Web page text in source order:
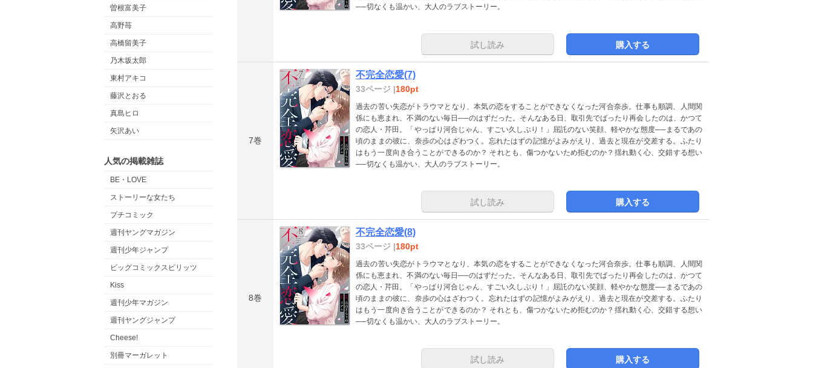
曽根富美子
高野苺
高橋留美子
乃木坂太郎
東村アキコ
藤沢とおる
真島ヒロ
矢沢あい
人気の掲載雑誌
BE・LOVE
ストーリーな女たち
プチコミック
週刊ヤングマガジン
週刊少年ジャンプ
ビッグコミックスピリッツ
Kiss
週刊少年マガジン
週刊ヤングジャンプ
Cheese!
別冊マーガレット
──切なくも温かい、大人のラブストーリー。
試し読み 購入する
7巻
不完全恋愛(7)
33ページ |180pt
過去の苦い失恋がトラウマとなり、本気の恋をすることができなくなった河合奈歩。仕事も順調、人間関
係にも恵まれ、不満のない毎日──のはずだった。そんなある日、取引先でばったり再会したのは、かつて
の恋人・芹田。「やっぱり河合じゃん、すごい久しぶり！」屈託のない笑顔、軽やかな態度──まるであの
頃のままの彼に、奈歩の心はざわつく。忘れたはずの記憶がよみがえり、過去と現在が交差する。ふたり
はもう一度向き合うことができるのか？ それとも、傷つかないため拒むのか？揺れ動く心、交錯する想い
──切なくも温かい、大人のラブストーリー。
試し読み 購入する
8巻
不完全恋愛(8)
33ページ |180pt
過去の苦い失恋がトラウマとなり、本気の恋をすることができなくなった河合奈歩。仕事も順調、人間関
係にも恵まれ、不満のない毎日──のはずだった。そんなある日、取引先でばったり再会したのは、かつて
の恋人・芹田。「やっぱり河合じゃん、すごい久しぶり！」屈託のない笑顔、軽やかな態度──まるであの
頃のままの彼に、奈歩の心はざわつく。忘れたはずの記憶がよみがえり、過去と現在が交差する。ふたり
はもう一度向き合うことができるのか？ それとも、傷つかないため拒むのか？揺れ動く心、交錯する想い
──切なくも温かい、大人のラブストーリー。
試し読み 購入する